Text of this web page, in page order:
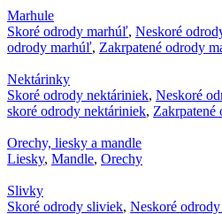
Marhule
Skoré odrody marhúľ, Neskoré
odrody marhúľ, Zakrpatené odrody
Nektárinky
Skoré odrody nektáriniek, Neskoré
skoré odrody nektáriniek, Zakrpatené
Orechy, liesky a mandle
Liesky, Mandle, Orechy
Slivky
Skoré odrody sliviek, Neskoré